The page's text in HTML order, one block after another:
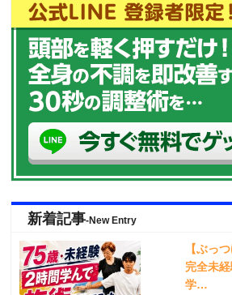
新着記事-New Entry
【ぶっ
完全未
学…